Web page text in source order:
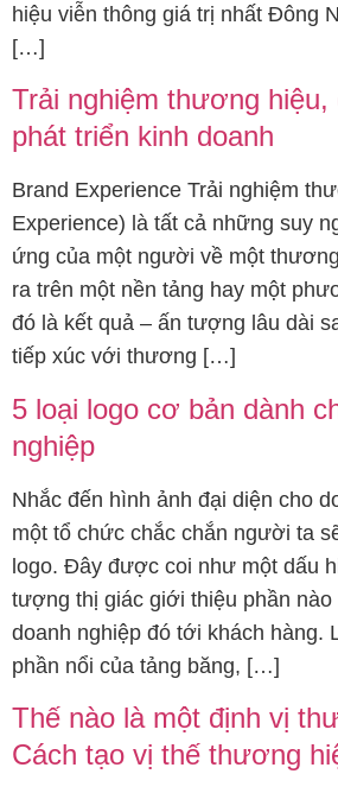
hiệu viễn thông giá trị nhất Đông
[…]
Trải nghiệm thương hiệu,
phát triển kinh doanh
Brand Experience Trải nghiệm
Experience) là tất cả những suy
ứng của một người về một
ra trên một nền tảng hay một
đó là kết quả – ấn tượng lâu dài
tiếp xúc với thương […]
5 loại logo cơ bản dành
nghiệp
Nhắc đến hình ảnh đại diện cho
một tổ chức chắc chắn người ta
logo. Đây được coi như một dấu
tượng thị giác giới thiệu phần nào
doanh nghiệp đó tới khách hàng.
phần nổi của tảng băng, […]
Thế nào là một định vị
Cách tạo vị thế thương